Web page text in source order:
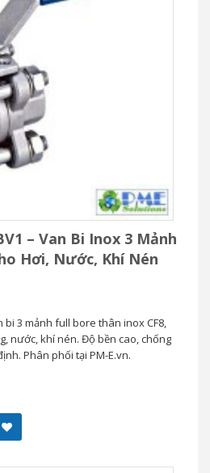
– Van Bi Inox 3 Mảnh
Hơi, Nước, Khí Nén
bi 3 mảnh full bore thân inox CF8,
nước, khí nén. Độ bền cao, chống
Phân phối tại PM-E.vn.